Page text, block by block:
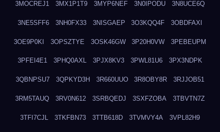
3MOCREJ1 3MX1P1T9 3MYP6NEF 3N0IPODU 3N8UCE6Q
3NE5SFF6 3NH0FX33 3NISGAEP 3O3KQQ4F 3OBDFAXI
3OE9P0KI 3OPSZTYE 3OSK46GW 3P20H0VW 3PEBEUPM
3PFEI4E1 3PHQ0AXL 3PJX8KV3 3PWL81U6 3PX3NDPK
3QBNPSU7 3QPKYD3H 3R660UUO 3R8OBY8R 3RJJOB51
3RM5TAUQ 3RV0N612 3SRBQEDJ 3SXFZOBA 3TBVTN7Z
3TFI7CJL 3TKFBN73 3TTB618D 3TVMVY4A 3VPL82H9